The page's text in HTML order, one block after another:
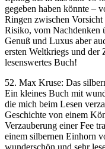
gegeben haben könnte –
Ringen zwischen
Risiko, vom Nachdenken
Genuß und Luxus aber
ersten Weltkriegs und der
lesenswertes Buch!
52. Max Kruse: Das
Ein kleines Buch mit
die mich beim Lesen
Geschichte von einem
Verzauberung einer Fee
einem silbernen Einhorn